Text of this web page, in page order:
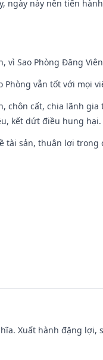
ngày này nên tiến
vì Sao Phòng Đăng
Phòng vẫn tốt với mọi
chôn cất, chia lãnh
kết dứt điều hung hại.
tài sản, thuận lợi trong
Xuất hành đặng lợi,